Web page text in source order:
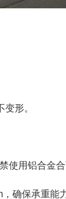
形。
用铝合金合
保承重能